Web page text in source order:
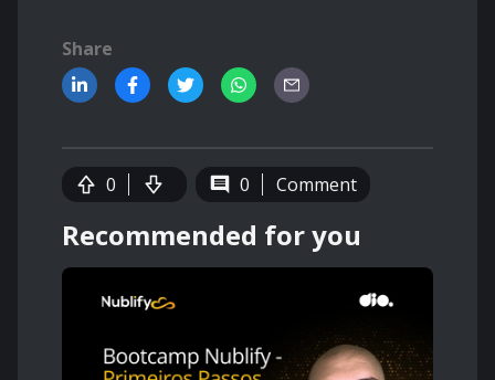
Share
0 0 Comment
Recommended for you